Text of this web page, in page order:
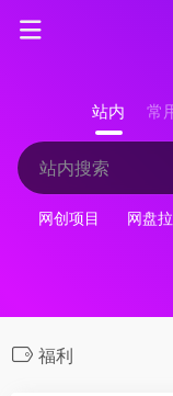
站内 常
网创项目 网盘
福利